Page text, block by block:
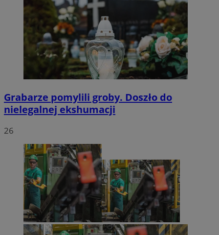
Grabarze pomylili groby. Doszło do
nielegalnej ekshumacji
26